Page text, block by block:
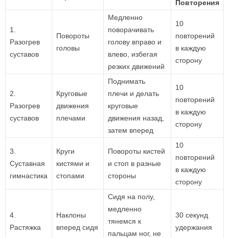
Повторения
1.
Разогрев
суставов
Повороты
головы
Медленно
поворачивать
голову вправо и
влево, избегая
резких движений
10
повторений
в каждую
сторону
2.
Разогрев
суставов
Круговые
движения
плечами
Поднимать
плечи и делать
круговые
движения назад,
затем вперед
10
повторений
в каждую
сторону
3.
Суставная
гимнастика
Круги
кистями и
стопами
Повороты кистей
и стоп в разные
стороны
10
повторений
в каждую
сторону
4.
Растяжка
Наклоны
вперед сидя
Сидя на полу,
медленно
тянемся к
пальцам ног, не
30 секунд
удержания